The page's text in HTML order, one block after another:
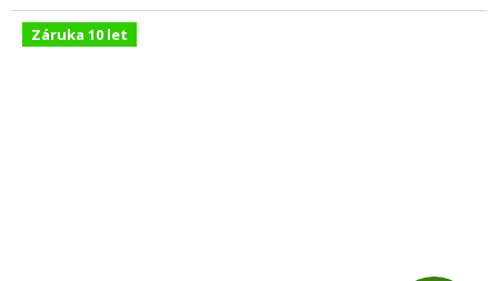
Záruka 10 let